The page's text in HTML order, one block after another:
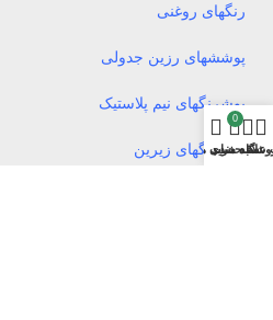
رنگهای روغنی
پوششهای رزین جدولی
پوشرنگهای نیم پلاستیک
پوشرنگهای زیرین
مندی ها
0
سبد خرید
حساب من